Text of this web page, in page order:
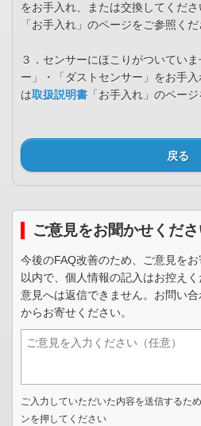
をお手入れ、または交換してくだ
「お手入れ」のページをご参照くだ
３．センサーにほこりがついてい
ー」・「ダストセンサー」をお手
は取扱説明書 「お手入れ」のペー
戻る
ご意見をお聞かせくだ
今後のFAQ改善のため、ご意見を
以内で、個人情報の記入はお控え
意見へは返信できません。お問い
からお寄せください。
ご入力していただいた内容を送信するた
ンを押してください